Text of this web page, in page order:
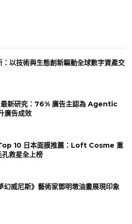
以技術與生態創新驅動全球數字資產交
新研究：76% 廣告主認為 Agentic
廣告成效
10 日本面膜推薦：Loft Cosme 重
救星全上榜
幻威尼斯》藝術家鄧明墩油畫展現印象